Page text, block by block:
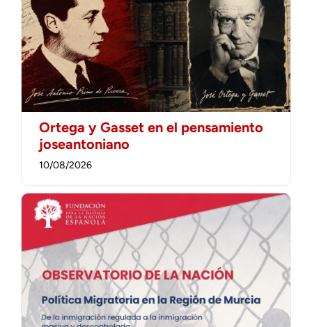
Ortega y Gasset en el pensamiento
joseantoniano
10/08/2026